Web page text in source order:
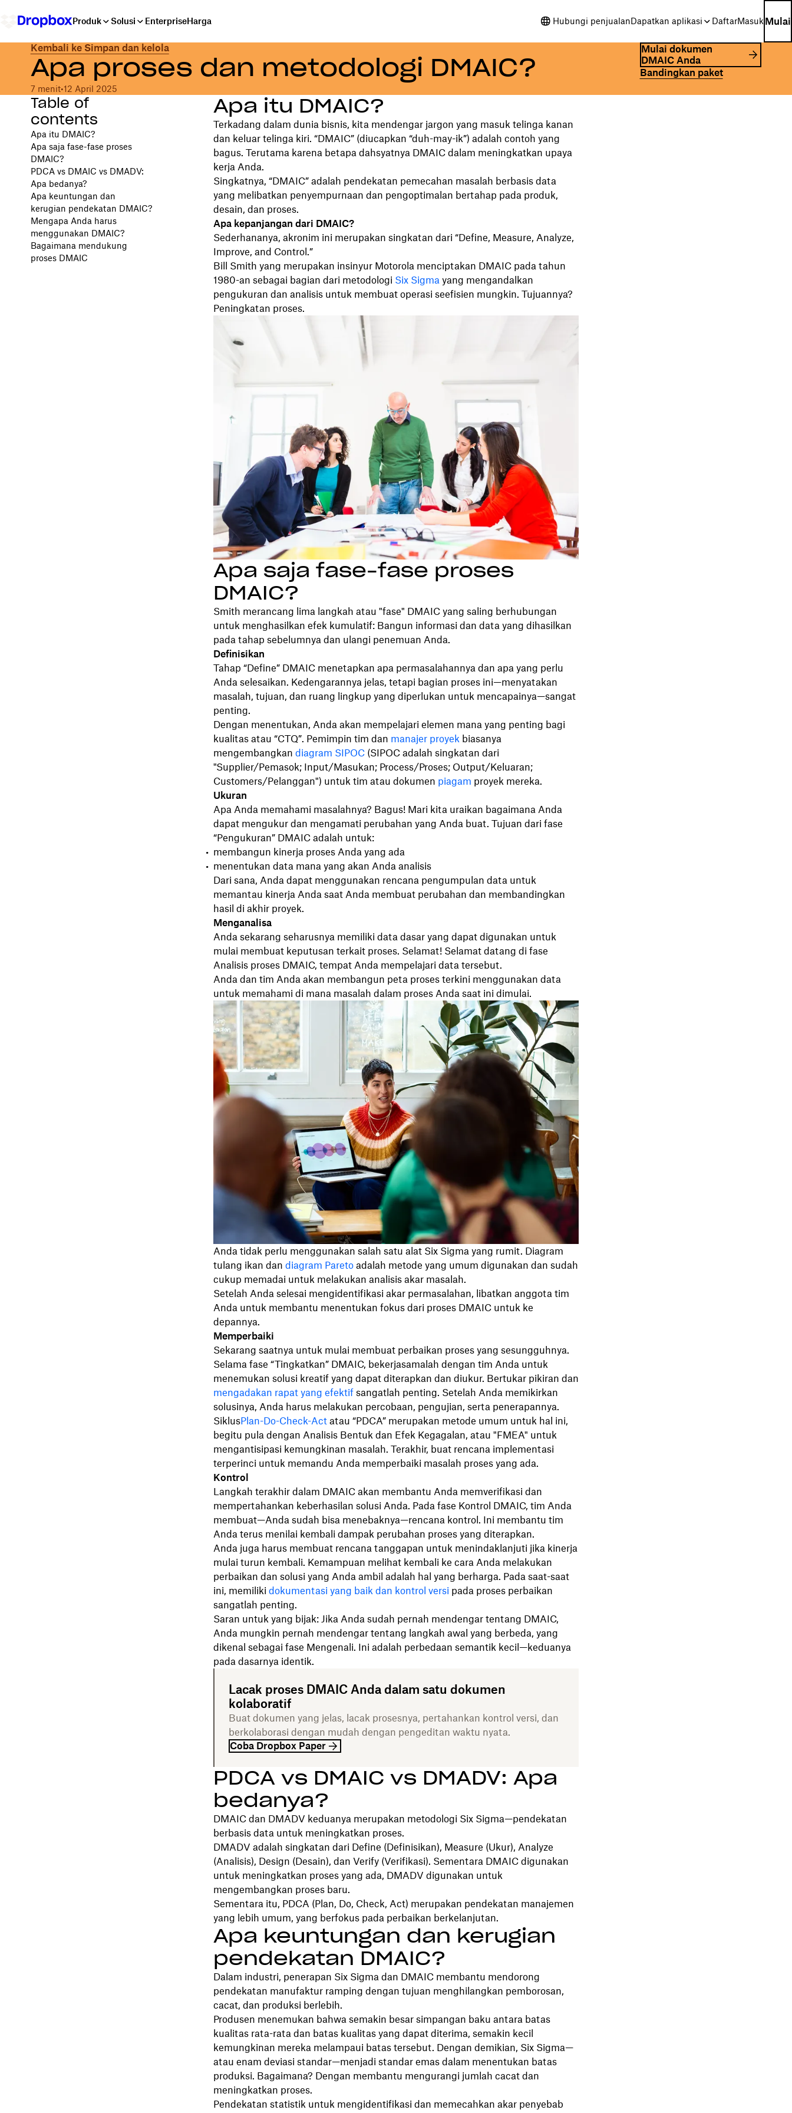
Produk Solusi EnterpriseHarga Hubungi penjualanDapatkan aplikasi DaftarMasuk Mulai
Kembali ke Simpan dan kelola
Apa proses dan metodologi DMAIC?
7 menit•12 April 2025
Mulai dokumen
DMAIC Anda
Bandingkan paket
Table of
contents
Apa itu DMAIC?
Apa saja fase-fase proses
DMAIC?
PDCA vs DMAIC vs DMADV:
Apa bedanya?
Apa keuntungan dan
kerugian pendekatan DMAIC?
Mengapa Anda harus
menggunakan DMAIC?
Bagaimana mendukung
proses DMAIC
Apa itu DMAIC?
Terkadang dalam dunia bisnis, kita mendengar jargon yang masuk telinga kanan
dan keluar telinga kiri. “DMAIC” (diucapkan “duh-may-ik”) adalah contoh yang
bagus. Terutama karena betapa dahsyatnya DMAIC dalam meningkatkan upaya
kerja Anda.
Singkatnya, “DMAIC” adalah pendekatan pemecahan masalah berbasis data
yang melibatkan penyempurnaan dan pengoptimalan bertahap pada produk,
desain, dan proses.
Apa kepanjangan dari DMAIC?
Sederhananya, akronim ini merupakan singkatan dari “Define, Measure, Analyze,
Improve, and Control.”
Bill Smith yang merupakan insinyur Motorola menciptakan DMAIC pada tahun
1980-an sebagai bagian dari metodologi Six Sigmayang mengandalkan
pengukuran dan analisis untuk membuat operasi seefisien mungkin. Tujuannya?
Peningkatan proses.
Apa saja fase-fase proses
DMAIC?
Smith merancang lima langkah atau "fase" DMAIC yang saling berhubungan
untuk menghasilkan efek kumulatif: Bangun informasi dan data yang dihasilkan
pada tahap sebelumnya dan ulangi penemuan Anda.
Definisikan
Tahap “Define” DMAIC menetapkan apa permasalahannya dan apa yang perlu
Anda selesaikan. Kedengarannya jelas, tetapi bagian proses ini—menyatakan
masalah, tujuan, dan ruang lingkup yang diperlukan untuk mencapainya—sangat
penting.
Dengan menentukan, Anda akan mempelajari elemen mana yang penting bagi
kualitas atau “CTQ”. Pemimpin tim dan manajer proyek biasanya
mengembangkan diagram SIPOC(SIPOC adalah singkatan dari
"Supplier/Pemasok; Input/Masukan; Process/Proses; Output/Keluaran;
Customers/Pelanggan") untuk tim atau dokumen piagam proyek mereka.
Ukuran
Apa Anda memahami masalahnya? Bagus! Mari kita uraikan bagaimana Anda
dapat mengukur dan mengamati perubahan yang Anda buat. Tujuan dari fase
“Pengukuran” DMAIC adalah untuk:
membangun kinerja proses Anda yang ada
menentukan data mana yang akan Anda analisis
Dari sana, Anda dapat menggunakan rencana pengumpulan data untuk
memantau kinerja Anda saat Anda membuat perubahan dan membandingkan
hasil di akhir proyek.
Menganalisa
Anda sekarang seharusnya memiliki data dasar yang dapat digunakan untuk
mulai membuat keputusan terkait proses. Selamat! Selamat datang di fase
Analisis proses DMAIC, tempat Anda mempelajari data tersebut.
Anda dan tim Anda akan membangun peta proses terkini menggunakan data
untuk memahami di mana masalah dalam proses Anda saat ini dimulai.
Anda tidak perlu menggunakan salah satu alat Six Sigma yang rumit. Diagram
tulang ikan dan diagram Paretoadalah metode yang umum digunakan dan sudah
cukup memadai untuk melakukan analisis akar masalah.
Setelah Anda selesai mengidentifikasi akar permasalahan, libatkan anggota tim
Anda untuk membantu menentukan fokus dari proses DMAIC untuk ke
depannya.
Memperbaiki
Sekarang saatnya untuk mulai membuat perbaikan proses yang sesungguhnya.
Selama fase “Tingkatkan” DMAIC, bekerjasamalah dengan tim Anda untuk
menemukan solusi kreatif yang dapat diterapkan dan diukur. Bertukar pikiran dan
mengadakan rapat yang efektifsangatlah penting. Setelah Anda memikirkan
solusinya, Anda harus melakukan percobaan, pengujian, serta penerapannya.
SiklusPlan-Do-Check-Actatau “PDCA” merupakan metode umum untuk hal ini,
begitu pula dengan Analisis Bentuk dan Efek Kegagalan, atau "FMEA" untuk
mengantisipasi kemungkinan masalah. Terakhir, buat rencana implementasi
terperinci untuk memandu Anda memperbaiki masalah proses yang ada.
Kontrol
Langkah terakhir dalam DMAIC akan membantu Anda memverifikasi dan
mempertahankan keberhasilan solusi Anda. Pada fase Kontrol DMAIC, tim Anda
membuat—Anda sudah bisa menebaknya—rencana kontrol. Ini membantu tim
Anda terus menilai kembali dampak perubahan proses yang diterapkan.
Anda juga harus membuat rencana tanggapan untuk menindaklanjuti jika kinerja
mulai turun kembali. Kemampuan melihat kembali ke cara Anda melakukan
perbaikan dan solusi yang Anda ambil adalah hal yang berharga. Pada saat-saat
ini, memiliki dokumentasi yang baik dan kontrol versi pada proses perbaikan
sangatlah penting.
Saran untuk yang bijak: Jika Anda sudah pernah mendengar tentang DMAIC,
Anda mungkin pernah mendengar tentang langkah awal yang berbeda, yang
dikenal sebagai fase Mengenali. Ini adalah perbedaan semantik kecil—keduanya
pada dasarnya identik.
Lacak proses DMAIC Anda dalam satu dokumen
kolaboratif
Buat dokumen yang jelas, lacak prosesnya, pertahankan kontrol versi, dan
berkolaborasi dengan mudah dengan pengeditan waktu nyata.
Coba Dropbox Paper
PDCA vs DMAIC vs DMADV: Apa
bedanya?
DMAIC dan DMADV keduanya merupakan metodologi Six Sigma—pendekatan
berbasis data untuk meningkatkan proses.
DMADV adalah singkatan dari Define (Definisikan), Measure (Ukur), Analyze
(Analisis), Design (Desain), dan Verify (Verifikasi). Sementara DMAIC digunakan
untuk meningkatkan proses yang ada, DMADV digunakan untuk
mengembangkan proses baru.
Sementara itu, PDCA (Plan, Do, Check, Act) merupakan pendekatan manajemen
yang lebih umum, yang berfokus pada perbaikan berkelanjutan.
Apa keuntungan dan kerugian
pendekatan DMAIC?
Dalam industri, penerapan Six Sigma dan DMAIC membantu mendorong
pendekatan manufaktur ramping dengan tujuan menghilangkan pemborosan,
cacat, dan produksi berlebih.
Produsen menemukan bahwa semakin besar simpangan baku antara batas
kualitas rata-rata dan batas kualitas yang dapat diterima, semakin kecil
kemungkinan mereka melampaui batas tersebut. Dengan demikian, Six Sigma—
atau enam deviasi standar—menjadi standar emas dalam menentukan batas
produksi. Bagaimana? Dengan membantu mengurangi jumlah cacat dan
meningkatkan proses.
Pendekatan statistik untuk mengidentifikasi dan memecahkan akar penyebab